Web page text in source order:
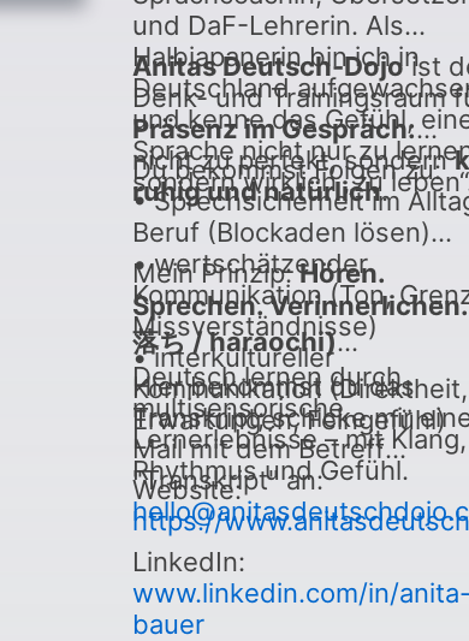
und DaF-Lehrerin. Als
Halbjapanerin bin ich in
Deutschland
und kenne das Gefühl,
Sprache nicht nur zu
sondern wirklich „zu
Anitas Deutsch-Dojoist
Denk- und Trainingsraum
Präsenz im Gespräch:
nicht zu perfekt, sondern
ruhig und natürlich.
Du bekommst Folgen zu:
• Sprechsicherheit im
Beruf (Blockaden lösen)
• wertschätzender
Kommunikation (Ton,
Missverständnisse)
• interkultureller
Kommunikation (Direktheit,
Erwartungen, Feingefühl)
Mein Prinzip:Hören.
Sprechen.
落ち / haraochi)
Deutsch lernen durch
multisensorische
Lernerlebnisse – mit Klang,
Rhythmus und Gefühl.
Hier bekommst du das
Transkript; schicke mir
Mail mit dem Betreff
"Transkript" an:
Website:
https://
LinkedIn:
www.linkedin.com/in/anita-
bauer